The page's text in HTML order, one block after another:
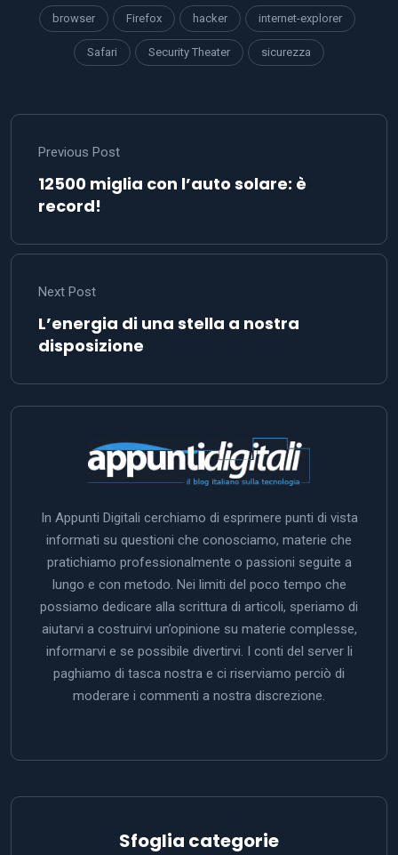
browser Firefox hacker internet-explorer
Safari Security Theater sicurezza
Previous Post
12500 miglia con l’auto solare: è
record!
Next Post
L’energia di una stella a nostra
disposizione
In Appunti Digitali cerchiamo di esprimere punti di vista
informati su questioni che conosciamo, materie che
pratichiamo professionalmente o passioni seguite a
lungo e con metodo. Nei limiti del poco tempo che
possiamo dedicare alla scrittura di articoli, speriamo di
aiutarvi a costruirvi un’opinione su materie complesse,
informarvi e se possibile divertirvi. I conti del server li
paghiamo di tasca nostra e ci riserviamo perciò di
moderare i commenti a nostra discrezione.
Sfoglia categorie